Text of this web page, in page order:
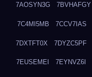
7AOSYN3G 7BVHAFGY
7C4MI5MB 7CCV7IAS
7DXTFT0X 7DYZC5PF
7EUSEMEI 7EYNVZ6I